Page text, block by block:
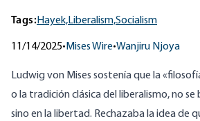
Tags:Hayek,Liberalism,Socialism
11/14/2025• Mises Wire•Wanjiru Njoya
Ludwig von Mises sostenía que la
o la tradición clásica del liberalismo, no se
sino en la libertad. Rechazaba la idea de